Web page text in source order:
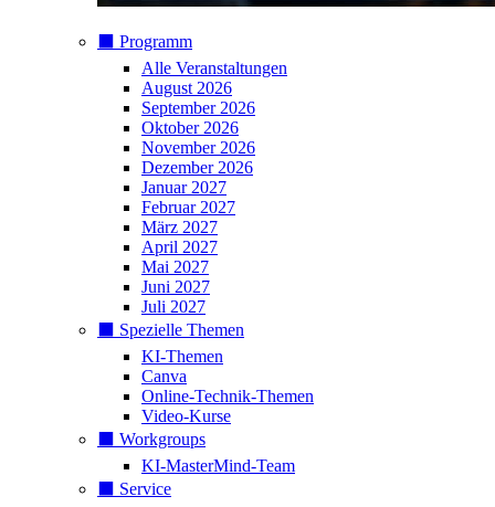
⬛️ Programm
Alle Veranstaltungen
August 2026
September 2026
Oktober 2026
November 2026
Dezember 2026
Januar 2027
Februar 2027
März 2027
April 2027
Mai 2027
Juni 2027
Juli 2027
⬛️ Spezielle Themen
KI-Themen
Canva
Online-Technik-Themen
Video-Kurse
⬛️ Workgroups
KI-MasterMind-Team
⬛️ Service